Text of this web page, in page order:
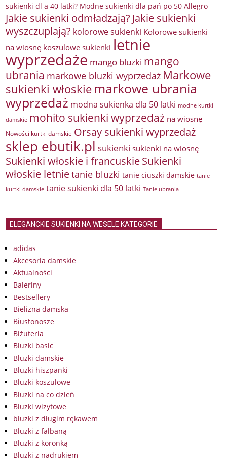
sukienki dl a 40 latki? Modne sukienki dla pań po 50 Allegro
Jakie sukienki odmładzają? Jakie sukienki
wyszczuplają? kolorowe sukienki Kolorowe sukienki
na wiosnę koszulowe sukienki letnie
wyprzedaże mango bluzki mango
ubrania markowe bluzki wyprzedaż Markowe
sukienki włoskie markowe ubrania
wyprzedaż modna sukienka dla 50 latki modne kurtki
damskie mohito sukienki wyprzedaż na wiosnę
Nowości kurtki damskie Orsay sukienki wyprzedaż
sklep ebutik.pl sukienki sukienki na wiosnę
Sukienki włoskie i francuskieSukienki
włoskie letnietanie bluzki tanie ciuszki damskie tanie
kurtki damskie tanie sukienki dla 50 latki Tanie ubrania
ELEGANCKIE SUKIENKI NA WESELE KATEGORIE
adidas
Akcesoria damskie
Aktualności
Baleriny
Bestsellery
Bielizna damska
Biustonosze
Biżuteria
Bluzki basic
Bluzki damskie
Bluzki hiszpanki
Bluzki koszulowe
Bluzki na co dzień
Bluzki wizytowe
bluzki z długim rękawem
Bluzki z falbaną
Bluzki z koronką
Bluzki z nadrukiem